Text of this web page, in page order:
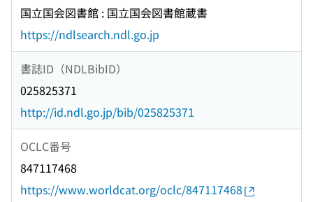
国立国会図書館 : 国立国会図書館蔵書
https://ndlsearch.ndl.go.jp
書誌ID（NDLBibID）
025825371
http://id.ndl.go.jp/bib/025825371
OCLC番号
847117468
https://www.worldcat.org/oclc/847117468